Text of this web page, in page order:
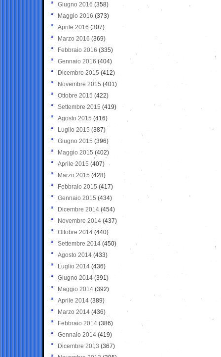
Giugno 2016 (358)
Maggio 2016 (373)
Aprile 2016 (307)
Marzo 2016 (369)
Febbraio 2016 (335)
Gennaio 2016 (404)
Dicembre 2015 (412)
Novembre 2015 (401)
Ottobre 2015 (422)
Settembre 2015 (419)
Agosto 2015 (416)
Luglio 2015 (387)
Giugno 2015 (396)
Maggio 2015 (402)
Aprile 2015 (407)
Marzo 2015 (428)
Febbraio 2015 (417)
Gennaio 2015 (434)
Dicembre 2014 (454)
Novembre 2014 (437)
Ottobre 2014 (440)
Settembre 2014 (450)
Agosto 2014 (433)
Luglio 2014 (436)
Giugno 2014 (391)
Maggio 2014 (392)
Aprile 2014 (389)
Marzo 2014 (436)
Febbraio 2014 (386)
Gennaio 2014 (419)
Dicembre 2013 (367)